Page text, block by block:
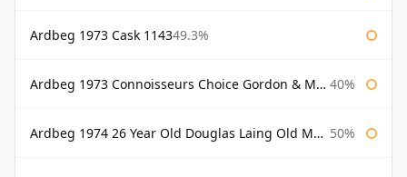
Ardbeg 1973 Cask 114349.3%
Ardbeg 1973 Connoisseurs Choice Gordon & Macphail 40%
Ardbeg 1974 26 Year Old Douglas Laing Old Malt Cask 50%